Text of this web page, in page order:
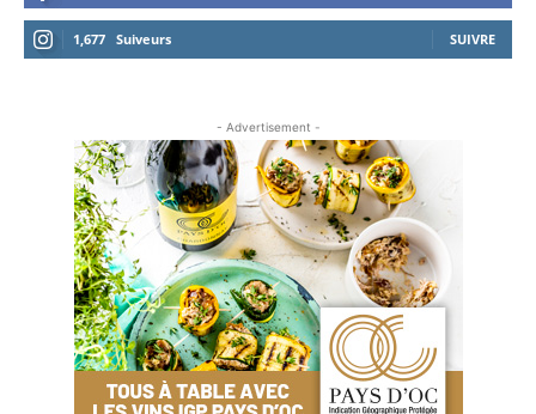
1,677 Suiveurs SUIVRE
- Advertisement -